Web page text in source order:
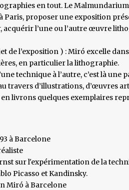
en tout. Le
Paris, proposer une exposition
acquérir l’une ou l’autre œuvre
de l’exposition ) : Miró excelle
en particulier la lithographie.
technique à l’autre, c’est là
travers d’illustrations, d’œuvres
livrons quelques exemplaires
à Barcelone
sur l'expérimentation de la
Picasso et Kandinsky.
Miró à Barcelone